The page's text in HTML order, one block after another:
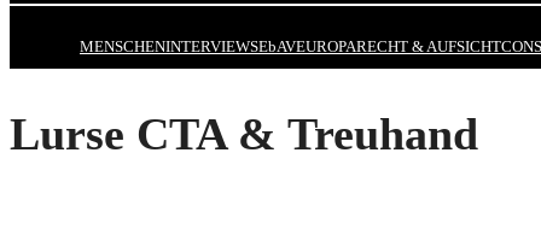
MENSCHENINTERVIEWSEbAVEUROPARECHT & AUFSICHT
Lurse CTA & Treuhand